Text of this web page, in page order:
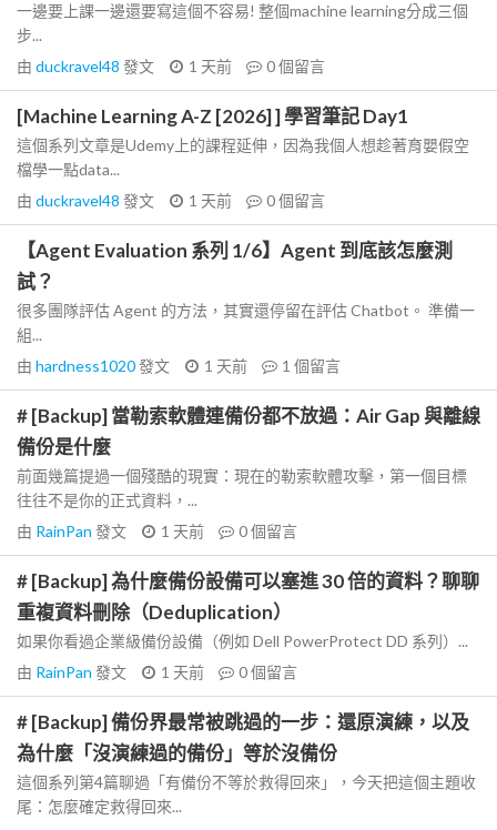
一邊要上課一邊還要寫這個不容易! 整個machine learning分成三個
步...
由 duckravel48 發文 1 天前 0個留言
[Machine Learning A-Z [2026] ] 學習筆記 Day1
這個系列文章是Udemy上的課程延伸，因為我個人想趁著育嬰假空
檔學一點data...
由 duckravel48 發文 1 天前 0個留言
【Agent Evaluation 系列 1/6】Agent 到底該怎麼測
試？
很多團隊評估 Agent 的方法，其實還停留在評估 Chatbot。 準備一
組...
由 hardness1020發文 1 天前 1 個留言
# [Backup] 當勒索軟體連備份都不放過：Air Gap 與離線
備份是什麼
前面幾篇提過一個殘酷的現實：現在的勒索軟體攻擊，第一個目標
往往不是你的正式資料，...
由 RainPan 發文 1 天前 0個留言
# [Backup] 為什麼備份設備可以塞進 30 倍的資料？聊聊
重複資料刪除（Deduplication）
如果你看過企業級備份設備（例如 Dell PowerProtect DD 系列）...
由 RainPan 發文 1 天前 0個留言
# [Backup] 備份界最常被跳過的一步：還原演練，以及
為什麼「沒演練過的備份」等於沒備份
這個系列第4篇聊過「有備份不等於救得回來」，今天把這個主題收
尾：怎麼確定救得回來...